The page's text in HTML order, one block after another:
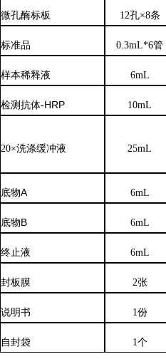
微孔酶标板 12孔×8条
标准品 0.3mL*6管
样本稀释液 6mL
检测抗体-HRP 10mL
20×洗涤缓冲液 25mL
底物A 6mL
底物B 6mL
终止液 6mL
封板膜 2张
说明书 1份
自封袋 1个